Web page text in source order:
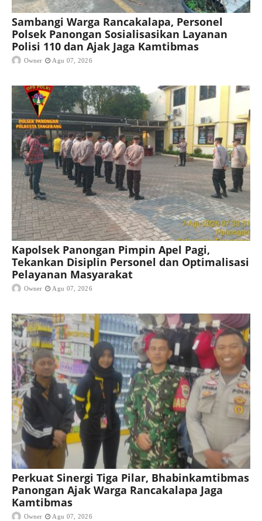
Sambangi Warga Rancakalapa, Personel
Polsek Panongan Sosialisasikan Layanan
Polisi 110 dan Ajak Jaga Kamtibmas
Owner Agu 07, 2026
Kapolsek Panongan Pimpin Apel Pagi,
Tekankan Disiplin Personel dan Optimalisasi
Pelayanan Masyarakat
Owner Agu 07, 2026
Perkuat Sinergi Tiga Pilar, Bhabinkamtibmas
Panongan Ajak Warga Rancakalapa Jaga
Kamtibmas
Owner Agu 07, 2026